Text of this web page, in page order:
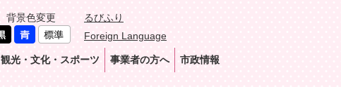
背景色変更
るびふり
Foreign Language
観光・文化・スポーツ 事業者の方へ 市政情報